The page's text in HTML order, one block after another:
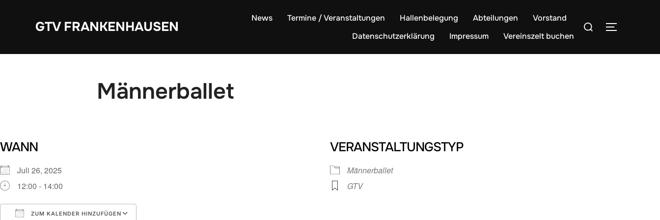
GTV FRANKENHAUSEN
News Termine / Veranstaltungen Hallenbelegung Abteilungen
Vorstand
Datenschutzerklärung
Impressum Vereinszelt buchen
Suchen
Männerballet
WANN
Juli 26, 2025
12:00 - 14:00
ZUM KALENDER HINZUFÜGEN
VERANSTALTUNGSTYP
Männerballet
GTV